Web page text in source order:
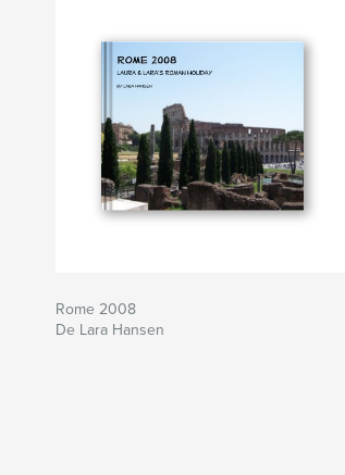
Rome 2008
De Lara Hansen